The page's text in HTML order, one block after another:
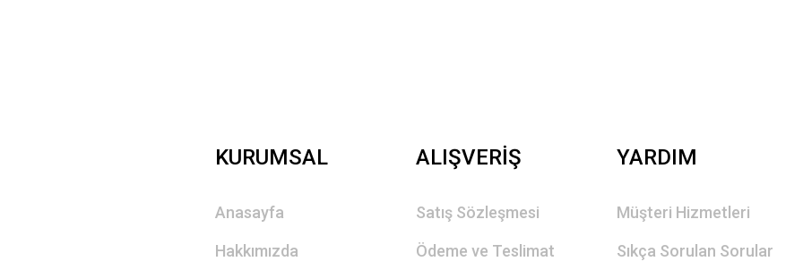
KURUMSAL
Anasayfa
Hakkımızda
ALIŞVERİŞ
Satış Sözleşmesi
Ödeme ve Teslimat
YARDIM
Müşteri Hizmetleri
Sıkça Sorulan Sorular